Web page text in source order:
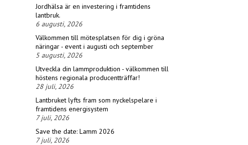
Jordhälsa är en investering i framtidens
lantbruk.
6 augusti, 2026
Välkommen till mötesplatsen för dig i gröna
näringar - event i augusti och september
5 augusti, 2026
Utveckla din lammproduktion - välkommen till
höstens regionala producentträffar!
28 juli, 2026
Lantbruket lyfts fram som nyckelspelare i
framtidens energisystem
7 juli, 2026
Save the date: Lamm 2026
7 juli, 2026